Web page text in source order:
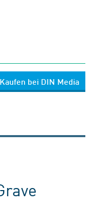
Kaufen bei DIN Media